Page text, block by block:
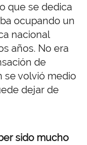
que se dedica
ocupando un
nacional
años. No era
de
se volvió medio
dejar de
sido mucho